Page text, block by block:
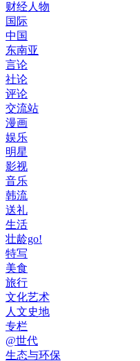
财经人物
国际
中国
东南亚
言论
社论
评论
交流站
漫画
娱乐
明星
影视
音乐
韩流
送礼
生活
壮龄go!
特写
美食
旅行
文化艺术
人文史地
专栏
@世代
生态与环保